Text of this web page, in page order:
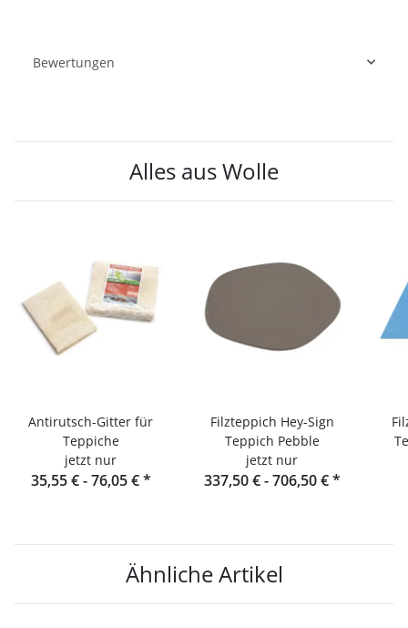
Bewertungen
Alles aus Wolle
Antirutsch-Gitter für
Teppiche
jetzt nur
35,55 € -76,05 €*
Filzteppich Hey-Sign
Teppich Pebble
jetzt nur
337,50 € -706,50 €*
Ähnliche Artikel